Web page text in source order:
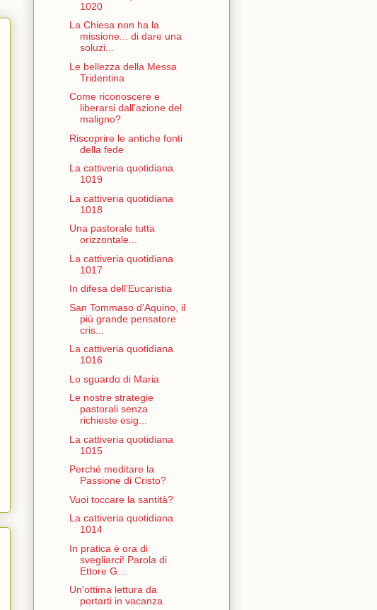
1020
La Chiesa non ha la
missione... di dare una
soluzi...
Le bellezza della Messa
Tridentina
Come riconoscere e
liberarsi dall'azione del
maligno?
Riscoprire le antiche fonti
della fede
La cattiveria quotidiana
1019
La cattiveria quotidiana
1018
Una pastorale tutta
orizzontale...
La cattiveria quotidiana
1017
In difesa dell'Eucaristia
San Tommaso d'Aquino, il
più grande pensatore
cris...
La cattiveria quotidiana
1016
Lo sguardo di Maria
Le nostre strategie
pastorali senza
richieste esig...
La cattiveria quotidiana
1015
Perché meditare la
Passione di Cristo?
Vuoi toccare la santità?
La cattiveria quotidiana
1014
In pratica è ora di
svegliarci! Parola di
Ettore G...
Un'ottima lettura da
portarti in vacanza